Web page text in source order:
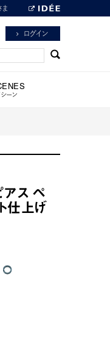
ログイン
ーン
ス ペ
仕上げ